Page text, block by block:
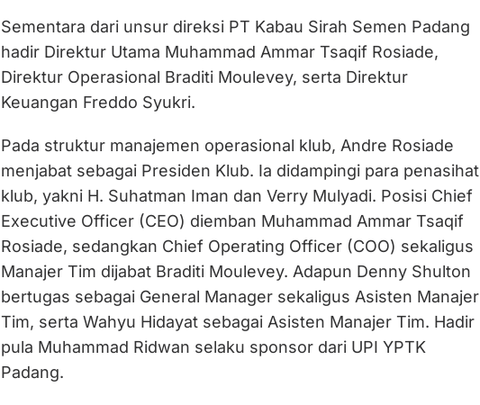
Sementara dari unsur direksi PT Kabau Sirah Semen Padang
hadir Direktur Utama Muhammad Ammar Tsaqif Rosiade,
Direktur Operasional Braditi Moulevey, serta Direktur
Keuangan Freddo Syukri.
Pada struktur manajemen operasional klub, Andre Rosiade
menjabat sebagai Presiden Klub. Ia didampingi para penasihat
klub, yakni H. Suhatman Iman dan Verry Mulyadi. Posisi Chief
Executive Officer (CEO) diemban Muhammad Ammar Tsaqif
Rosiade, sedangkan Chief Operating Officer (COO) sekaligus
Manajer Tim dijabat Braditi Moulevey. Adapun Denny Shulton
bertugas sebagai General Manager sekaligus Asisten Manajer
Tim, serta Wahyu Hidayat sebagai Asisten Manajer Tim. Hadir
pula Muhammad Ridwan selaku sponsor dari UPI YPTK
Padang.